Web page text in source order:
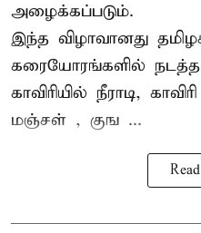
அழைக்கப்படும்.
இந்த விழாவானது
கரையோரங்களில்
காவிரியில் நீராடி,
மஞ்சள் , குங ...